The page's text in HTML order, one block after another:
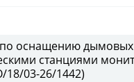
по оснащению
станциями
18/03-26/1442)